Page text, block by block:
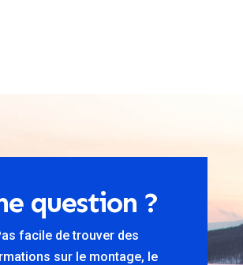
question ?
facile de trouver des
sur le montage, le